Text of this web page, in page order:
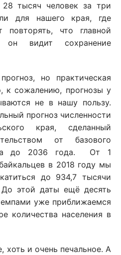
тысяч человек за три
для нашего края, где
повторять, что главной
видит сохранение
но практическая
к сожалению, прогнозы у
не в нашу пользу.
прогноз численности
края, сделанный
от базового
до 2036 года. От 1
в 2018 году мы
до 934,7 тысячи
этой даты ещё десять
уже приближаемся
количества населения в
хоть и очень печальное. А